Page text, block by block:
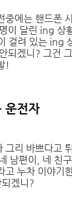
에는 핸드폰
이 달린 ing 상
걸려 있는 ing
되겠니? 그건
!
운전자
리 바쁘다고
남편이, 네 친
누차 이야기
겠니?